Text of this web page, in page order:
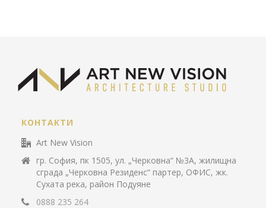
КОНТАКТИ
Art New Vision
гр. София, пк 1505, ул. „Черковна“ №3А, жилищна
сграда „Черковна Резиденс“ партер, ОФИС, жк.
Сухата река, район Подуяне
0888 235 264